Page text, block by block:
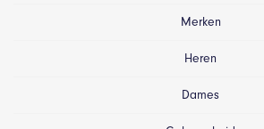
Merken
Heren
Dames